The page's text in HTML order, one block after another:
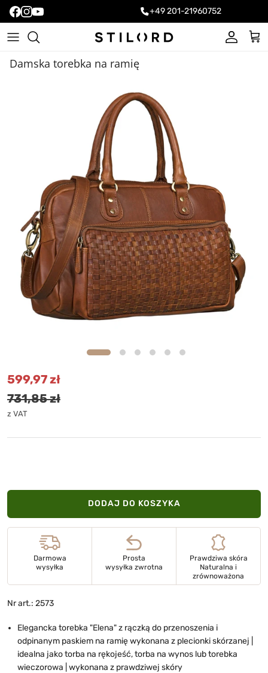
+49 201-21960752
Konto
Damska torebka na ramię
Cena promocyjna
599,97 zł
731,85 zł
z VAT
DODAJ DO KOSZYKA
Darmowa
wysyłka
Prosta
wysyłka zwrotna
Prawdziwa skóra
Naturalna i
zrównoważona
Nr art.: 2573
Elegancka torebka "Elena" z rączką do przenoszenia i
odpinanym paskiem na ramię wykonana z plecionki skórzanej |
idealna jako torba na rękojeść, torba na wynos lub torebka
wieczorowa | wykonana z prawdziwej skóry